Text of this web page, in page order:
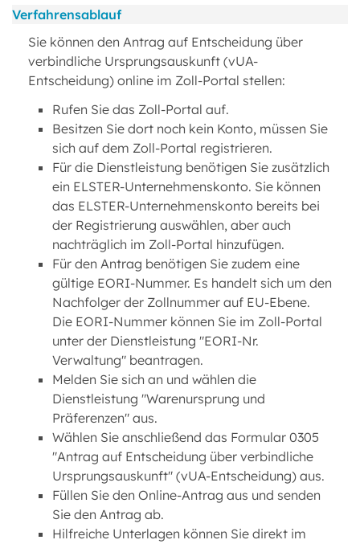
Verfahrensablauf
Sie können den Antrag auf Entscheidung über
verbindliche Ursprungsauskunft (vUA-
Entscheidung) online im Zoll-Portal stellen:
Rufen Sie das Zoll-Portal auf.
Besitzen Sie dort noch kein Konto, müssen Sie
sich auf dem Zoll-Portal registrieren.
Für die Dienstleistung benötigen Sie zusätzlich
ein ELSTER-Unternehmenskonto. Sie können
das ELSTER-Unternehmenskonto bereits bei
der Registrierung auswählen, aber auch
nachträglich im Zoll-Portal hinzufügen.
Für den Antrag benötigen Sie zudem eine
gültige EORI-Nummer. Es handelt sich um den
Nachfolger der Zollnummer auf EU-Ebene.
Die EORI-Nummer können Sie im Zoll-Portal
unter der Dienstleistung "EORI-Nr.
Verwaltung" beantragen.
Melden Sie sich an und wählen die
Dienstleistung "Warenursprung und
Präferenzen" aus.
Wählen Sie anschließend das Formular 0305
"Antrag auf Entscheidung über verbindliche
Ursprungsauskunft" (vUA-Entscheidung) aus.
Füllen Sie den Online-Antrag aus und senden
Sie den Antrag ab.
Hilfreiche Unterlagen können Sie direkt im